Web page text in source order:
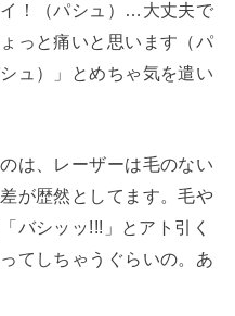
！（パシュ）…大丈夫で
っと痛いと思います（パ
ュ）」とめちゃ気を遣い
は、レーザーは毛のない
が歴然としてます。毛や
バシッッ!!!」とアト引く
てしちゃうぐらいの。あ